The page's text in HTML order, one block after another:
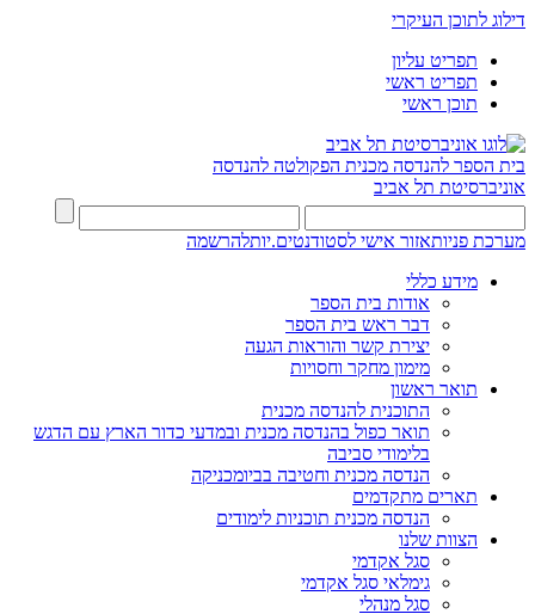
דילוג לתוכן העיקרי
תפריט עליון
תפריט ראשי
תוכן ראשי
בית הספר להנדסה מכנית הפקולטה להנדסה
אוניברסיטת תל אביב
מערכת פניותאזור אישי לסטודנטים.יותלהרשמה
מידע כללי
אודות בית הספר
דבר ראש בית הספר
יצירת קשר והוראות הגעה
מימון מחקר וחסויות
תואר ראשון
התוכנית להנדסה מכנית
תואר כפול בהנדסה מכנית ובמדעי כדור הארץ עם הדגש
בלימודי סביבה
הנדסה מכנית וחטיבה בביומכניקה
תארים מתקדמים
הנדסה מכנית תוכניות לימודים
הצוות שלנו
סגל אקדמי
גימלאי סגל אקדמי
סגל מנהלי